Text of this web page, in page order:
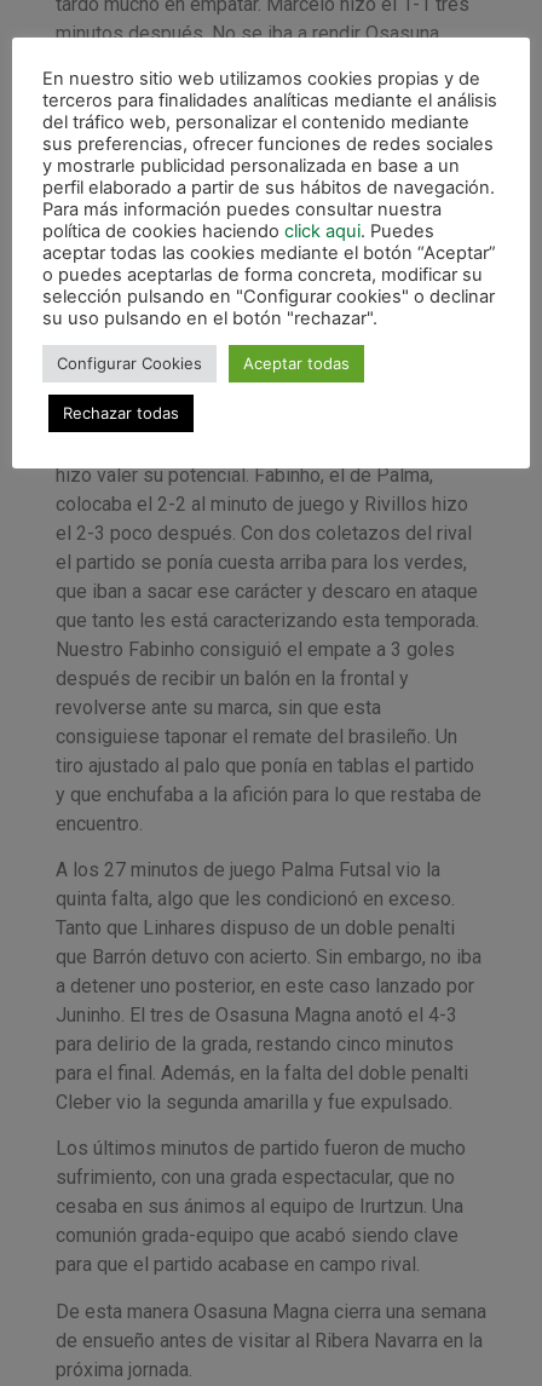
minutos después. No se iba a rendir Osasuna
buscando la sorpresa, una jugada posterior
significó el 2-1. Linhares se aprovechó de una
pérdida en pista rival para pisar área y regatear a
Muller, que pese a su estirada no pudo evitar el
golpeo del brasileño para volver a poner por
delante al Xota.
Como ya ocurriese tras el primer gol local, Palma
Fútsal metió una velocidad más al juego y por
momentos encerró a los de Pamplona, que con un
orden exquisito y múltiples ayudas logró llegar con
ventaja al descanso.
hizo valer su potencial. Fabinho, el de Palma,
colocaba el 2-2 al minuto de juego y Rivillos hizo
el 2-3 poco después. Con dos coletazos del rival
el partido se ponía cuesta arriba para los verdes,
que iban a sacar ese carácter y descaro en ataque
que tanto les está caracterizando esta temporada.
Nuestro Fabinho consiguió el empate a 3 goles
después de recibir un balón en la frontal y
revolverse ante su marca, sin que esta
consiguiese taponar el remate del brasileño. Un
tiro ajustado al palo que ponía en tablas el partido
y que enchufaba a la afición para lo que restaba de
encuentro.
A los 27 minutos de juego Palma Futsal vio la
quinta falta, algo que les condicionó en exceso.
Tanto que Linhares dispuso de un doble penalti
que Barrón detuvo con acierto. Sin embargo, no iba
a detener uno posterior, en este caso lanzado por
Juninho. El tres de Osasuna Magna anotó el 4-3
para delirio de la grada, restando cinco minutos
para el final. Además, en la falta del doble penalti
Cleber vio la segunda amarilla y fue expulsado.
Los últimos minutos de partido fueron de mucho
sufrimiento, con una grada espectacular, que no
cesaba en sus ánimos al equipo de Irurtzun. Una
comunión grada-equipo que acabó siendo clave
para que el partido acabase en campo rival.
De esta manera Osasuna Magna cierra una semana
de ensueño antes de visitar al Ribera Navarra en la
próxima jornada.
En nuestro sitio web utilizamos cookies propias y de
terceros para finalidades analíticas mediante el análisis
del tráfico web, personalizar el contenido mediante
sus preferencias, ofrecer funciones de redes sociales
y mostrarle publicidad personalizada en base a un
perfil elaborado a partir de sus hábitos de navegación.
Para más información puedes consultar nuestra
política de cookies haciendo click aqui. Puedes
aceptar todas las cookies mediante el botón “Aceptar”
o puedes aceptarlas de forma concreta, modificar su
selección pulsando en "Configurar cookies" o declinar
su uso pulsando en el botón "rechazar".
Configurar Cookies Aceptar todas
Rechazar todas